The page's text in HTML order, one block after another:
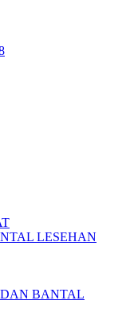
LESEHAN
BANTAL